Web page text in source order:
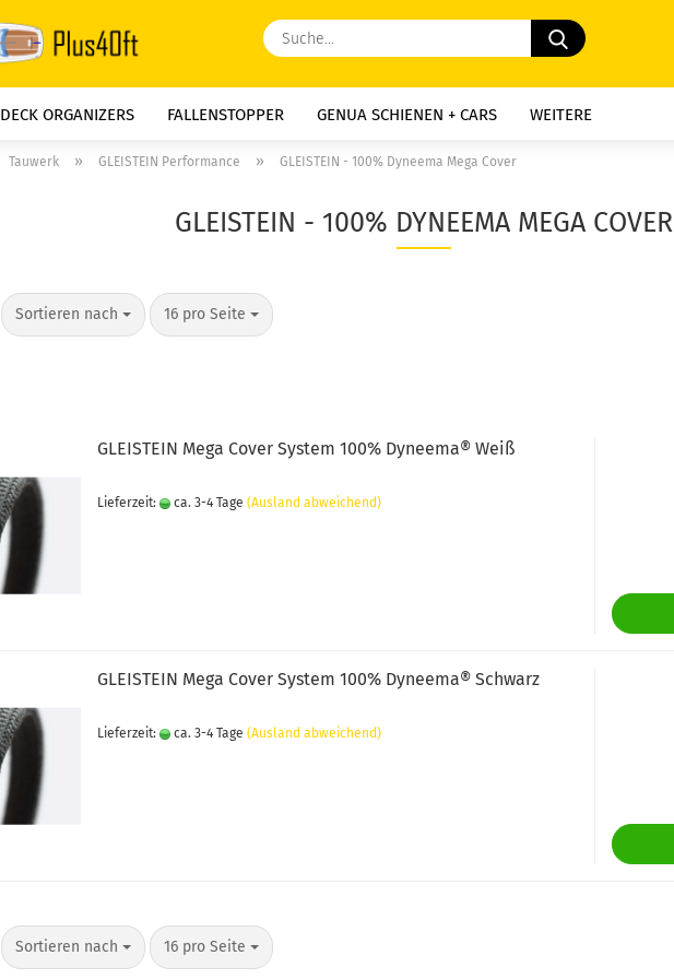
Suche...
DECK ORGANIZERS FALLENSTOPPER GENUA SCHIENEN + CARS WEITERE
Tauwerk » GLEISTEIN Performance » GLEISTEIN - 100% Dyneema Mega Cover
GLEISTEIN - 100% DYNEEMA MEGA COVER
Sortieren nach
Sortieren nach 16 pro Seite
pro Seite
GLEISTEIN Mega Cover System 100% Dyneema® Weiß
Lieferzeit: ca. 3-4 Tage (Ausland abweichend)
GLEISTEIN Mega Cover System 100% Dyneema® Schwarz
Lieferzeit: ca. 3-4 Tage (Ausland abweichend)
Sortieren nach
Sortieren nach 16 pro Seite
pro Seite